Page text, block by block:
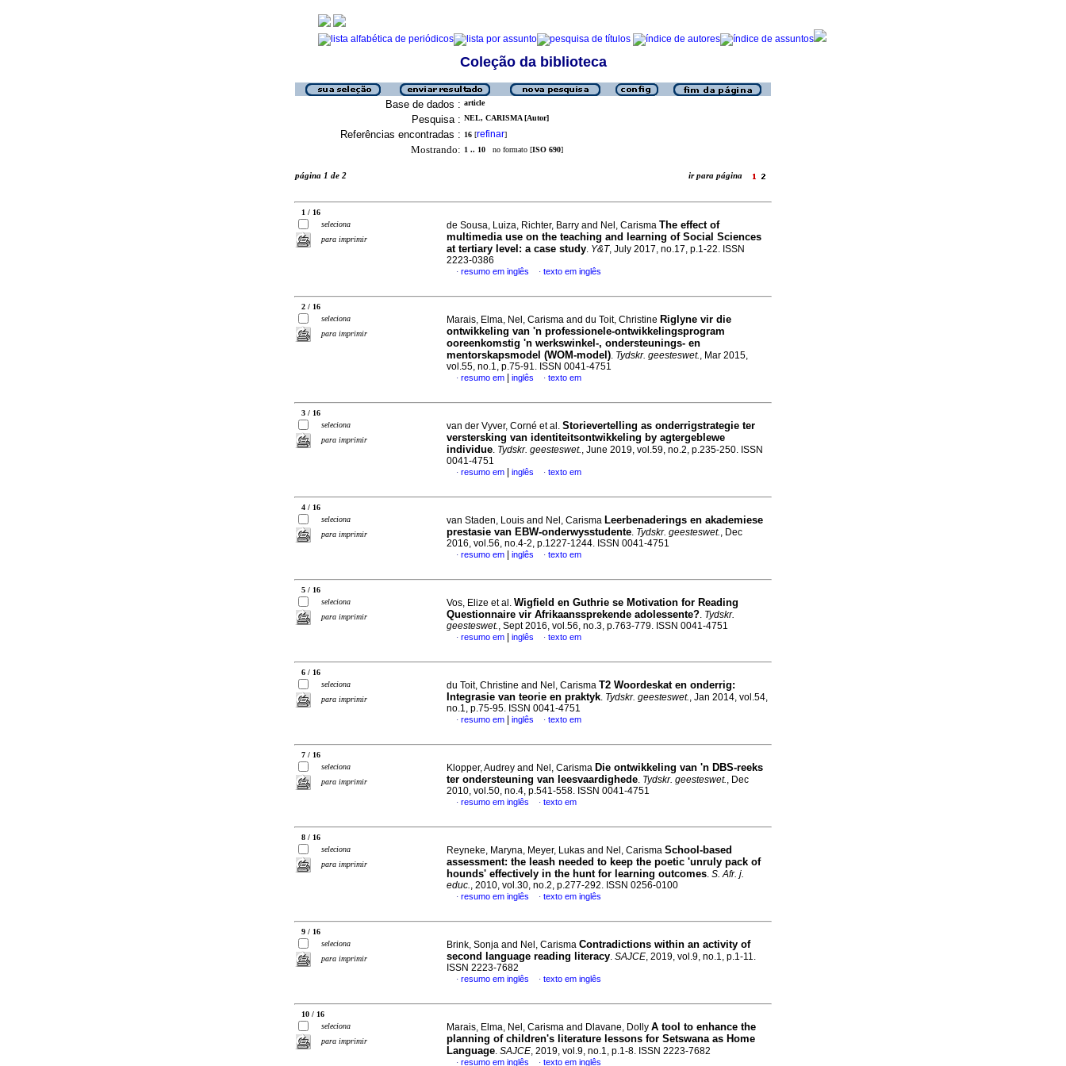
Coleção da biblioteca
Base de dados : article
Pesquisa : NEL, CARISMA [Autor]
Referências encontradas : 16 [refinar]
Mostrando: 1 .. 10 no formato [ISO 690]
página 1 de 2 ir para página
1 / 16
seleciona
para imprimir
de Sousa, Luiza, Richter, Barry and Nel, Carisma The effect of
multimedia use on the teaching and learning of Social Sciences
at tertiary level: a case study. Y&T, July 2017, no.17, p.1-22. ISSN
2223-0386
· resumo em inglês · texto em inglês
2 / 16
seleciona
para imprimir
Marais, Elma, Nel, Carisma and du Toit, Christine Riglyne vir die
ontwikkeling van 'n professionele-ontwikkelingsprogram
ooreenkomstig 'n werkswinkel-, ondersteunings- en
mentorskapsmodel (WOM-model). Tydskr. geesteswet., Mar 2015,
vol.55, no.1, p.75-91. ISSN 0041-4751
· resumo em inglês · texto em
3 / 16
seleciona
para imprimir
van der Vyver, Corné et al. Storievertelling as onderrigstrategie ter
verstersking van identiteitsontwikkeling by agtergeblewe
individue. Tydskr. geesteswet., June 2019, vol.59, no.2, p.235-250. ISSN
0041-4751
· resumo em inglês · texto em
4 / 16
seleciona
para imprimir
van Staden, Louis and Nel, Carisma Leerbenaderings en akademiese
prestasie van EBW-onderwysstudente. Tydskr. geesteswet., Dec
2016, vol.56, no.4-2, p.1227-1244. ISSN 0041-4751
· resumo em inglês · texto em
5 / 16
seleciona
para imprimir
Vos, Elize et al. Wigfield en Guthrie se Motivation for Reading
Questionnaire vir Afrikaanssprekende adolessente?. Tydskr.
geesteswet., Sept 2016, vol.56, no.3, p.763-779. ISSN 0041-4751
· resumo em inglês · texto em
6 / 16
seleciona
para imprimir
du Toit, Christine and Nel, Carisma T2 Woordeskat en onderrig:
Integrasie van teorie en praktyk. Tydskr. geesteswet., Jan 2014, vol.54,
no.1, p.75-95. ISSN 0041-4751
· resumo em inglês · texto em
7 / 16
seleciona
para imprimir
Klopper, Audrey and Nel, Carisma Die ontwikkeling van 'n DBS-reeks
ter ondersteuning van leesvaardighede. Tydskr. geesteswet., Dec
2010, vol.50, no.4, p.541-558. ISSN 0041-4751
· resumo em inglês · texto em
8 / 16
seleciona
para imprimir
Reyneke, Maryna, Meyer, Lukas and Nel, Carisma School-based
assessment: the leash needed to keep the poetic 'unruly pack of
hounds' effectively in the hunt for learning outcomes. S. Afr. j.
educ., 2010, vol.30, no.2, p.277-292. ISSN 0256-0100
· resumo em inglês · texto em inglês
9 / 16
seleciona
para imprimir
Brink, Sonja and Nel, Carisma Contradictions within an activity of
second language reading literacy. SAJCE, 2019, vol.9, no.1, p.1-11.
ISSN 2223-7682
· resumo em inglês · texto em inglês
10 / 16
seleciona
para imprimir
Marais, Elma, Nel, Carisma and Dlavane, Dolly A tool to enhance the
planning of children's literature lessons for Setswana as Home
Language. SAJCE, 2019, vol.9, no.1, p.1-8. ISSN 2223-7682
· resumo em inglês · texto em inglês